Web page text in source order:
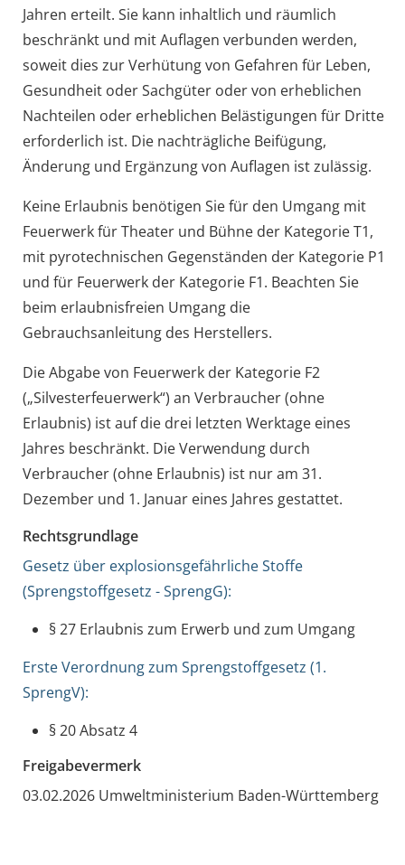
Jahren erteilt. Sie kann inhaltlich und räumlich
beschränkt und mit Auflagen verbunden werden,
soweit dies zur Verhütung von Gefahren für Leben,
Gesundheit oder Sachgüter oder von erheblichen
Nachteilen oder erheblichen Belästigungen für Dritte
erforderlich ist. Die nachträgliche Beifügung,
Änderung und Ergänzung von Auflagen ist zulässig.
Keine Erlaubnis benötigen Sie für den Umgang mit
Feuerwerk für Theater und Bühne der Kategorie T1,
mit pyrotechnischen Gegenständen der Kategorie P1
und für Feuerwerk der Kategorie F1. Beachten Sie
beim erlaubnisfreien Umgang die
Gebrauchsanleitung des Herstellers.
Die Abgabe von Feuerwerk der Kategorie F2
(„Silvesterfeuerwerk“) an Verbraucher (ohne
Erlaubnis) ist auf die drei letzten Werktage eines
Jahres beschränkt. Die Verwendung durch
Verbraucher (ohne Erlaubnis) ist nur am 31.
Dezember und 1. Januar eines Jahres gestattet.
Rechtsgrundlage
Gesetz über explosionsgefährliche Stoffe
(Sprengstoffgesetz - SprengG):
§ 27 Erlaubnis zum Erwerb und zum Umgang
Erste Verordnung zum Sprengstoffgesetz (1.
SprengV):
§ 20 Absatz 4
Freigabevermerk
03.02.2026 Umweltministerium Baden-Württemberg